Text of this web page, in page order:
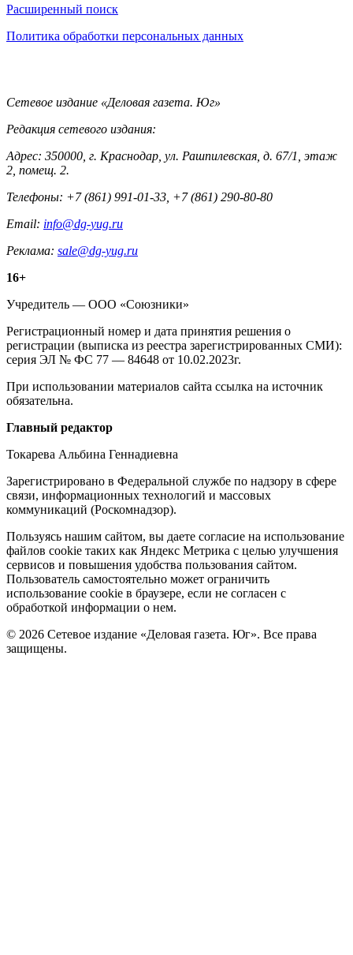
Информация
Расширенный поиск
Политика обработки персональных данных
Контакты
Сетевое издание «Деловая газета. Юг»
Редакция сетевого издания:
Адрес: 350000, г. Краснодар, ул. Рашпилевская, д. 67/1, этаж
2, помещ. 2.
Телефоны: +7 (861) 991-01-33, +7 (861) 290-80-80
Email: info@dg-yug.ru
Реклама: sale@dg-yug.ru
Информация
о
издании
16+
Учредитель — ООО «Союзники»
Регистрационный номер и дата принятия решения о
регистрации (выписка из реестра зарегистрированных СМИ):
серия ЭЛ № ФС 77 — 84648 от 10.02.2023г.
При использовании материалов сайта ссылка на источник
обязательна.
Редакция
Главный редактор
Токарева Альбина Геннадиевна
Зарегистрировано в Федеральной службе по надзору в сфере
связи, информационных технологий и массовых
коммуникаций (Роскомнадзор).
Политика
cookie
Пользуясь нашим сайтом, вы даете согласие на использование
файлов cookie таких как Яндекс Метрика с целью улучшения
сервисов и повышения удобства пользования сайтом.
Пользователь самостоятельно может ограничить
использование cookie в браузере, если не согласен с
обработкой информации о нем.
© 2026 Сетевое издание «Деловая газета. Юг». Все права
защищены.